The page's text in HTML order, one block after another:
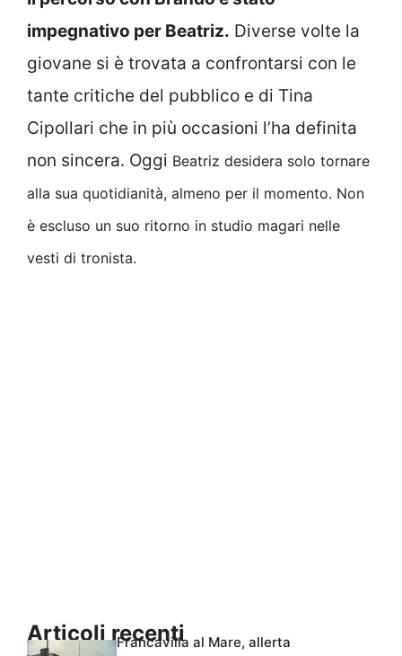
impegnativo per Beatriz. Diverse volte la
giovane si è trovata a confrontarsi con le
tante critiche del pubblico e di Tina
Cipollari che in più occasioni l’ha definita
non sincera. Oggi Beatriz desidera solo tornare
alla sua quotidianità, almeno per il momento. Non
è escluso un suo ritorno in studio magari nelle
vesti di tronista.
Articoli recentiFrancavilla al Mare, allerta